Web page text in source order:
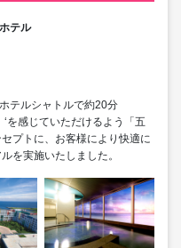
テル
テルシャトルで約20分
を感じていただけるよう「五
プトに、お客様により快適に
を実施いたしました。